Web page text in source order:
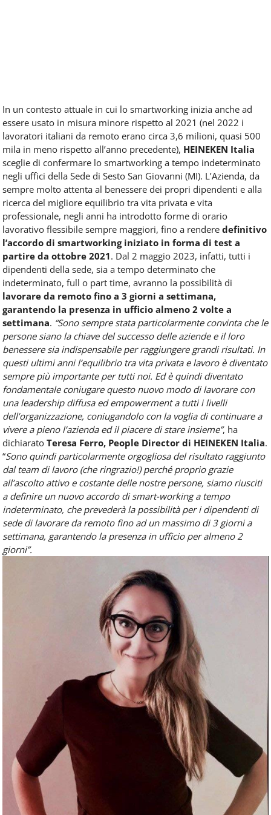
In un contesto attuale in cui lo smartworking inizia anche ad
essere usato in misura minore rispetto al 2021 (nel 2022 i
lavoratori italiani da remoto erano circa 3,6 milioni, quasi 500
mila in meno rispetto all’anno precedente), HEINEKEN Italia
sceglie di confermare lo smartworking a tempo indeterminato
negli uffici della Sede di Sesto San Giovanni (MI). L’Azienda, da
sempre molto attenta al benessere dei propri dipendenti e alla
ricerca del migliore equilibrio tra vita privata e vita
professionale, negli anni ha introdotto forme di orario
lavorativo flessibile sempre maggiori, fino a rendere definitivo
l’accordo di smartworking iniziato in forma di test a
partire da ottobre 2021. Dal 2 maggio 2023, infatti, tutti i
dipendenti della sede, sia a tempo determinato che
indeterminato, full o part time, avranno la possibilità di
lavorare da remoto fino a 3 giorni a settimana,
garantendo la presenza in ufficio almeno 2 volte a
settimana. “Sono sempre stata particolarmente convinta che le
persone siano la chiave del successo delle aziende e il loro
benessere sia indispensabile per raggiungere grandi risultati. In
questi ultimi anni l’equilibrio tra vita privata e lavoro è diventato
sempre più importante per tutti noi. Ed è quindi diventato
fondamentale coniugare questo nuovo modo di lavorare con
una leadership diffusa ed empowerment a tutti i livelli
dell’organizzazione, coniugandolo con la voglia di continuare a
vivere a pieno l’azienda ed il piacere di stare insieme”, ha
dichiarato Teresa Ferro, People Director di HEINEKEN Italia.
“Sono quindi particolarmente orgogliosa del risultato raggiunto
dal team di lavoro (che ringrazio!) perché proprio grazie
all’ascolto attivo e costante delle nostre persone, siamo riusciti
a definire un nuovo accordo di smart-working a tempo
indeterminato, che prevederà la possibilità per i dipendenti di
sede di lavorare da remoto fino ad un massimo di 3 giorni a
settimana, garantendo la presenza in ufficio per almeno 2
giorni”.